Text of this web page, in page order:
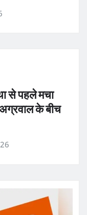
से पहले मचा
के बीच